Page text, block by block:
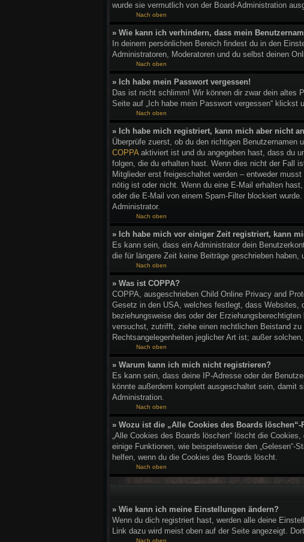
wurde sie vermutlich von der Board-Administration
Nach oben
» Wie kann ich verhindern, dass mein
In deinem persönlichen Bereich findest du in den
Administratoren, Moderatoren und du selbst deinen
Nach oben
» Ich habe mein Passwort vergessen!
Das ist nicht schlimm! Wir können dir zwar dein altes
Seite auf „Ich habe mein Passwort vergessen“
Nach oben
» Ich habe mich registriert, kann mich aber nicht
Überprüfe zuerst, ob du den richtigen
COPPAaktiviert ist und du angegeben hast, dass du
folgen, die du erhalten hast. Wenn dies nicht der Fall
Mitglieder erst freigeschaltet werden – entweder
nötig ist oder nicht. Wenn du eine E-Mail erhalten
oder die E-Mail von einem Spam-Filter blockiert
Administrator.
Nach oben
» Ich habe mich vor einiger Zeit registriert, kann
Es kann sein, dass ein Administrator dein
die für längere Zeit keine Beiträge geschrieben
Nach oben
» Was ist COPPA?
COPPA, ausgeschrieben Child Online Privacy and
Gesetz in den USA, welches festlegt, dass Websites,
beziehungsweise des oder der
versuchst, zutrifft, ziehe einen rechtlichen Beistand
Rechtsangelegenheiten jeglicher Art ist; außer
Nach oben
» Warum kann ich mich nicht registrieren?
Es kann sein, dass deine IP-Adresse oder der
könnte außerdem komplett ausgeschaltet sein, damit
Administration.
Nach oben
» Wozu ist die „Alle Cookies des Boards löschen“-
„Alle Cookies des Boards löschen“ löscht die
einige Funktionen, wie beispielsweise den
helfen, wenn du die Cookies des Boards löscht.
Nach oben
» Wie kann ich meine Einstellungen ändern?
Wenn du dich registriert hast, werden alle deine
Link dazu wird meist oben auf der Seite angezeigt.
Nach oben